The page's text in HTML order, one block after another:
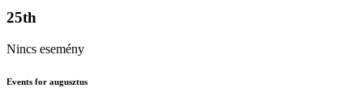
25th
Nincs esemény
Events for augusztus